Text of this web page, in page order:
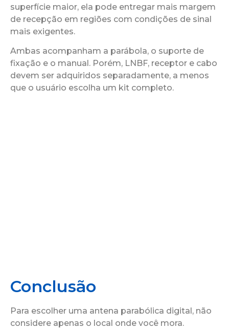
superfície maior, ela pode entregar mais margem
de recepção em regiões com condições de sinal
mais exigentes.
Ambas acompanham a parábola, o suporte de
fixação e o manual. Porém, LNBF, receptor e cabo
devem ser adquiridos separadamente, a menos
que o usuário escolha um kit completo.
Conclusão
Para escolher uma antena parabólica digital, não
considere apenas o local onde você mora.